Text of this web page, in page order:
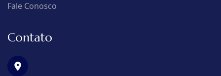
Fale Conosco
Contato